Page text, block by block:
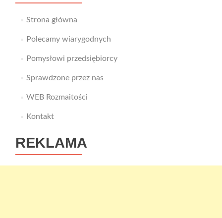
Strona główna
Polecamy wiarygodnych
Pomysłowi przedsiębiorcy
Sprawdzone przez nas
WEB Rozmaitości
Kontakt
REKLAMA